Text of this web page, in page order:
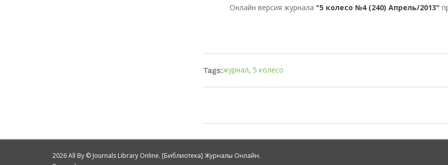
Онлайн версия журнала "5 колесо №4 (240) Апрель/2013"
Tags:журнал, 5 колесо
2026 All By © Journals Library Online. [Библиотека] Журналы Онлайн.